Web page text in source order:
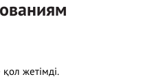
қол жетімді.